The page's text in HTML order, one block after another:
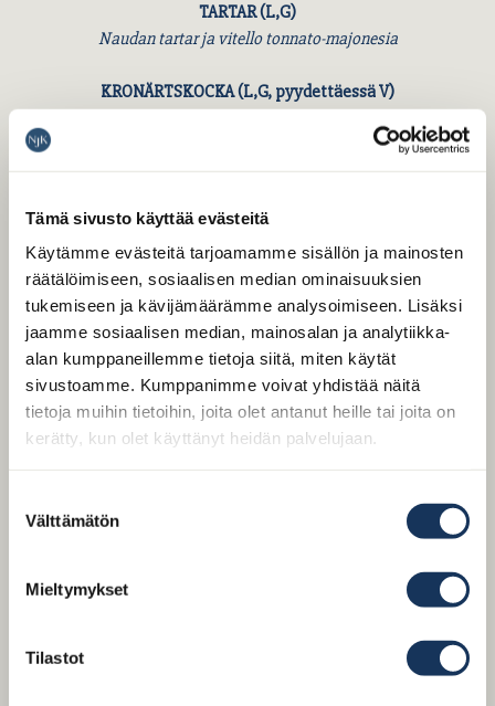
Tämä sivusto käyttää evästeitä
Käytämme evästeitä tarjoamamme sisällön ja mainosten
räätälöimiseen, sosiaalisen median ominaisuuksien
tukemiseen ja kävijämäärämme analysoimiseen. Lisäksi
jaamme sosiaalisen median, mainosalan ja analytiikka-
alan kumppaneillemme tietoja siitä, miten käytät
sivustoamme. Kumppanimme voivat yhdistää näitä
tietoja muihin tietoihin, joita olet antanut heille tai joita on
kerätty, kun olet käyttänyt heidän palvelujaan.
valinta
Välttämätön
Mieltymykset
Tilastot
TARTAR (L,G)
Naudan tartar ja vitello tonnato-majonesia
KRONÄRTSKOCKA (L,G, pyydettäessä V)
PÄÄRUOAN MUKAAN
SIK 71€/ person / henkilö
Hiillostettua siikaa, tilliperunapyrettä ja dashi-voikastike
NÖT (L,G) 76€/ person /henkilö
Naudan sisäfilee pihvi, sitruunaperunaa ja Bordelaise-
kastiketta